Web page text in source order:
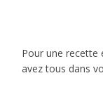
Pour une recette
avez tous dans